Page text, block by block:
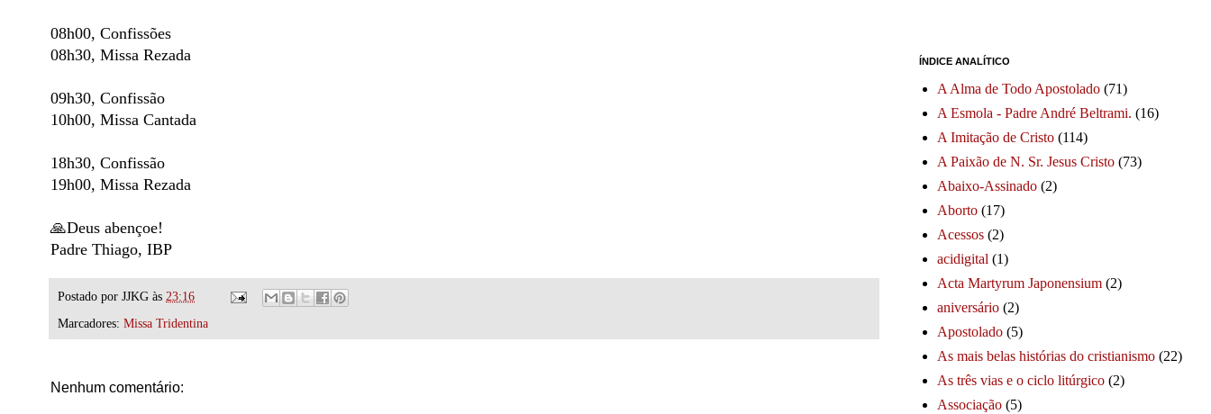
08h00, Confissões
08h30, Missa Rezada
09h30, Confissão
10h00, Missa Cantada
18h30, Confissão
19h00, Missa Rezada
🙏Deus abençoe!
Padre Thiago, IBP
Postado por JJKG às 23:16
Marcadores: Missa Tridentina
Nenhum comentário:
ÍNDICE ANALÍTICO
A Alma de Todo Apostolado (71)
A Esmola - Padre André Beltrami. (16)
A Imitação de Cristo (114)
A Paixão de N. Sr. Jesus Cristo (73)
Abaixo-Assinado (2)
Aborto (17)
Acessos (2)
acidigital (1)
Acta Martyrum Japonensium (2)
aniversário (2)
Apostolado (5)
As mais belas histórias do cristianismo (22)
As três vias e o ciclo litúrgico (2)
Associação (5)